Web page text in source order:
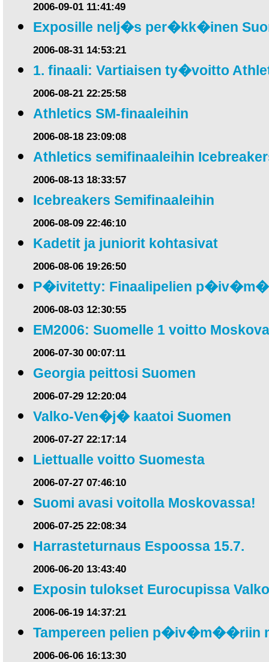
2006-09-01 11:41:49
Exposille nelj�s per�kk�inen
2006-08-31 14:53:21
1. finaali: Vartiaisen ty�voitto
2006-08-21 22:25:58
Athletics SM-finaaleihin
2006-08-18 23:09:08
Athletics semifinaaleihin
2006-08-13 18:33:57
Icebreakers Semifinaaleihin
2006-08-09 22:46:10
Kadetit ja juniorit kohtasivat
2006-08-06 19:26:50
P�ivitetty: Finaalipelien
2006-08-03 12:30:55
EM2006: Suomelle 1 voitto
2006-07-30 00:07:11
Georgia peittosi Suomen
2006-07-29 12:20:04
Valko-Ven�j� kaatoi Suomen
2006-07-27 22:17:14
Liettualle voitto Suomesta
2006-07-27 07:46:10
Suomi avasi voitolla Moskovassa!
2006-07-25 22:08:34
Harrasteturnaus Espoossa 15.7.
2006-06-20 13:43:40
Exposin tulokset Eurocupissa
2006-06-19 14:37:21
Tampereen pelien p�iv�m��riin
2006-06-06 16:13:30